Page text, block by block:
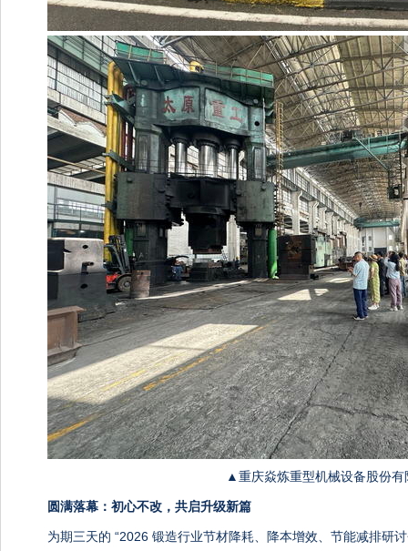
▲重庆焱炼重型机械设备股份有
圆满落幕：初心不改，共启升级新篇
为期三天的 “2026 锻造行业节材降耗、降本增效、节能减排研